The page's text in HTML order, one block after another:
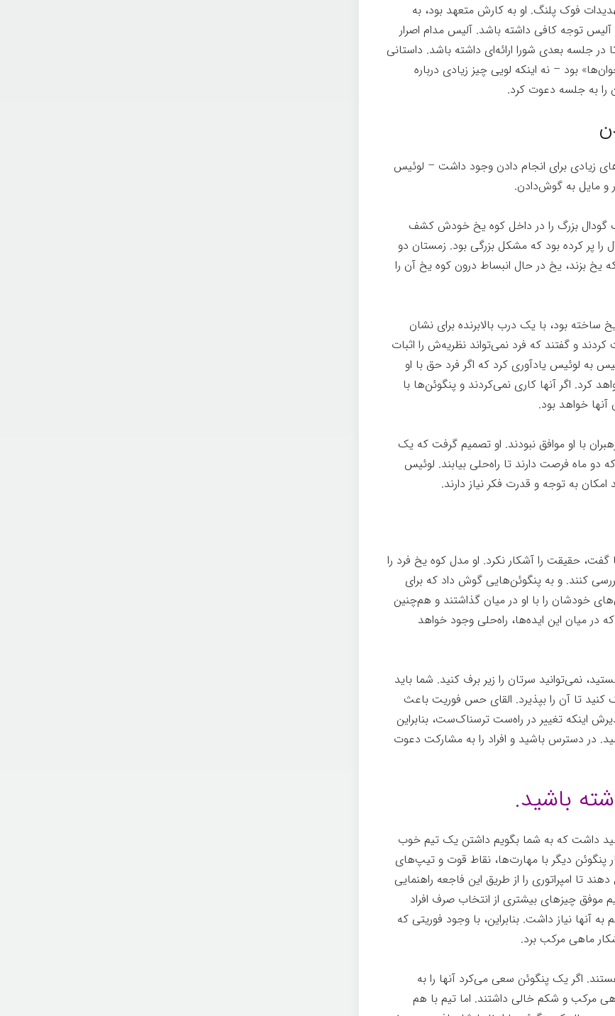
فوک پلنگ. او به کارش متعهد بود، به
توجه کافی داشته باشد. آلیس مدام اصرار
جلسه بعدی شورا ارائه‌ای داشته باشد. داستانی
بود – نه اینکه لویی چیز زیادی درباره
به جلسه دعوت کرد.
زیادی برای انجام دادن وجود داشت – لوئیس
و مایل به گوش‌دادن.
یک گودال بزرگ را در داخل کوه یخ خودش کشف
را پر کرده بود که مشکل بزرگی بود. زمستان دو
یخ بزند، یخ در حال انبساط درون کوه یخ آن را
ساخته بود، با یک درب بالابرنده برای نشان
و گفتند که فرد نمی‌تواند نظریه‌ش را اثبات
به لوئیس یادآوری کرد که اگر فرد حق با او
کرد. اگر آنها کاری نمی‌کردند و پنگوئن‌ها با
خواهد بود.
با او موافق نبودند. او تصمیم گرفت که یک
دو ماه فرصت دارند تا راه‌حلی بیابند. لوئیس
به توجه و قدرت فکر نیاز دارند.
گفت، حقیقت را آشکار نکرد. او مدل کوه یخ فرد را
کنند. و به پنگوئن‌هایی گوش داد که برای
خودشان را با او در میان گذاشتند و هم‌چنین
در میان این ایده‌ها، راه‌حلی وجود خواهد
نمی‌توانید سرتان را زیر برف کنید. شما باید
کنید تا آن را بپذیرد. القای حس فوریت باعث
اینکه تغییر در راه‌ست ترسناک‌ست، بنابراین
در دسترس باشید و افراد را به مشارکت دعوت
باشید.
داشت که به شما بگویم داشتن یک تیم خوب
پنگوئن دیگر با مهارت‌ها، نقاط قوت و تیپ‌های
تا امپراتوری را از طریق این فاجعه راهنمایی
چیزهای بیشتری از انتخاب صرف افراد
آنها نیاز داشت. بنابراین، با وجود فوریتی که
ماهی مرکب برد.
اگر یک پنگوئن سعی می‌کرد آنها را به
مرکب و شکم خالی داشتند. اما تیم با هم